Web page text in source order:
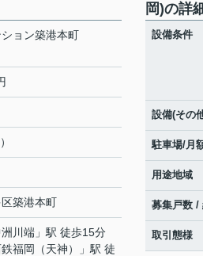
ョン築港本町
築港本町
川端 」駅 徒歩15分
福岡（天神）
」駅 徒
岡)の詳
設備条件
設備(その
駐車場/月
用途地域
募集戸数 /
取引態様